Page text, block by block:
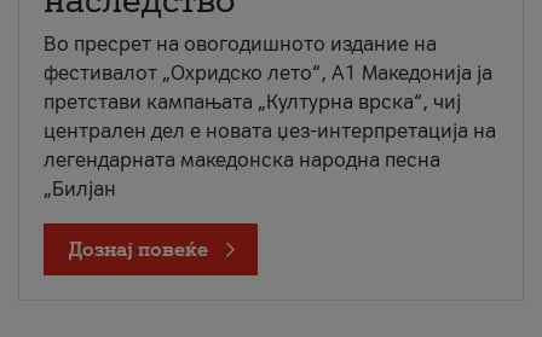
Во пресрет на овогодишното издание на
фестивалот „Охридско лето“, А1 Македонија ја
претстави кампањата „Културна врска“, чиј
централен дел е новата џез-интерпретација на
легендарната македонска народна песна
„Билјан
Дознај повеќе